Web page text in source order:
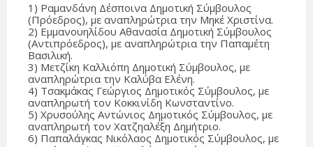
1) Ραμανδάνη Δέσποινα Δημοτική Σύμβουλος
(Πρόεδρος), με αναπληρώτρια την Μηκέ Χριστίνα.
2) Εμμανουηλίδου Αθανασία Δημοτική Σύμβουλος
(Αντιπρόεδρος), με αναπληρώτρια την Παπαμέτη
Βασιλική.
3) Μετζίκη Καλλιόπη Δημοτική Σύμβουλος, με
αναπληρώτρια την Καλύβα Ελένη.
4) Τσακμάκας Γεώργιος Δημοτικός Σύμβουλος, με
αναπληρωτή τον Κοκκινίδη Κωνσταντίνο.
5) Χρυσούλης Αντώνιος Δημοτικός Σύμβουλος, με
αναπληρωτή τον Χατζηαλέξη Δημήτριο.
6) Παπαλάγκας Νικόλαος Δημοτικός Σύμβουλος, με